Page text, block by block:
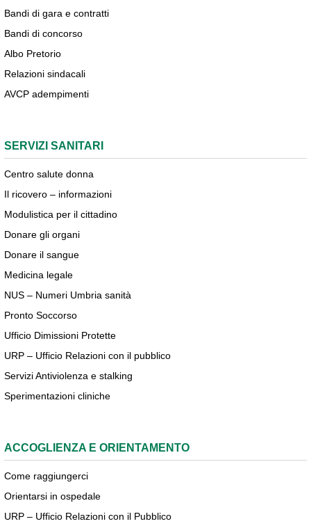
Bandi di gara e contratti
Bandi di concorso
Albo Pretorio
Relazioni sindacali
AVCP adempimenti
SERVIZI SANITARI
Centro salute donna
Il ricovero – informazioni
Modulistica per il cittadino
Donare gli organi
Donare il sangue
Medicina legale
NUS – Numeri Umbria sanità
Pronto Soccorso
Ufficio Dimissioni Protette
URP – Ufficio Relazioni con il pubblico
Servizi Antiviolenza e stalking
Sperimentazioni cliniche
ACCOGLIENZA E ORIENTAMENTO
Come raggiungerci
Orientarsi in ospedale
URP – Ufficio Relazioni con il Pubblico